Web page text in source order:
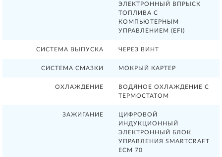
ЭЛЕКТРОННЫЙ ВПРЫСК
ТОПЛИВА С
КОМПЬЮТЕРНЫМ
УПРАВЛЕНИЕМ (EFI)
СИСТЕМА ВЫПУСКА ЧЕРЕЗ ВИНТ
СИСТЕМА СМАЗКИ МОКРЫЙ КАРТЕР
ОХЛАЖДЕНИЕ
ВОДЯНОЕ ОХЛАЖДЕНИЕ С
ТЕРМОСТАТОМ
ЗАЖИГАНИЕ
ЦИФРОВОЙ
ИНДУКЦИОННЫЙ
ЭЛЕКТРОННЫЙ БЛОК
УПРАВЛЕНИЯ SMARTCRAFT
ECM 70